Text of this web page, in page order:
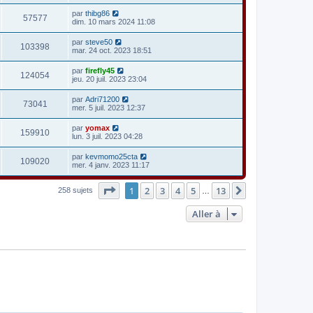
57577 par thibg86
dim. 10 mars 2024 11:08
103398 par steve50
mar. 24 oct. 2023 18:51
124054 par firefly45
jeu. 20 juil. 2023 23:04
73041 par Adri71200
mer. 5 juil. 2023 12:37
159910 par yomax
lun. 3 juil. 2023 04:28
109020 par kevmomo25cta
mer. 4 janv. 2023 11:17
258 sujets Page sur13
1 2 3 4 5 13
Aller à